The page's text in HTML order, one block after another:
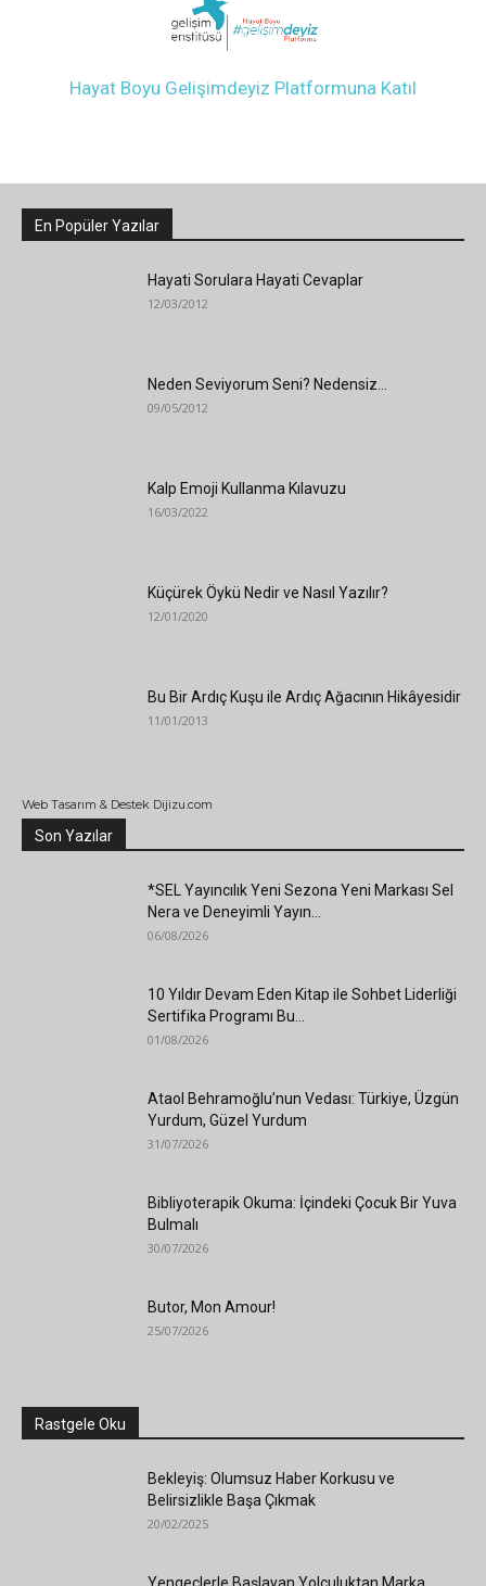
Hayat Boyu Gelişimdeyiz Platformuna Katıl
En Popüler Yazılar
Hayati Sorulara Hayati Cevaplar
12/03/2012
Neden Seviyorum Seni? Nedensiz…
09/05/2012
Kalp Emoji Kullanma Kılavuzu
16/03/2022
Küçürek Öykü Nedir ve Nasıl Yazılır?
12/01/2020
Bu Bir Ardıç Kuşu ile Ardıç Ağacının Hikâyesidir
11/01/2013
Web Tasarım & Destek Dijizu.com
Son Yazılar
*SEL Yayıncılık Yeni Sezona Yeni Markası Sel
Nera ve Deneyimli Yayın...
06/08/2026
10 Yıldır Devam Eden Kitap ile Sohbet Liderliği
Sertifika Programı Bu...
01/08/2026
Ataol Behramoğlu’nun Vedası: Türkiye, Üzgün
Yurdum, Güzel Yurdum
31/07/2026
Bibliyoterapik Okuma: İçindeki Çocuk Bir Yuva
Bulmalı
30/07/2026
Butor, Mon Amour!
25/07/2026
Rastgele Oku
Bekleyiş: Olumsuz Haber Korkusu ve
Belirsizlikle Başa Çıkmak
20/02/2025